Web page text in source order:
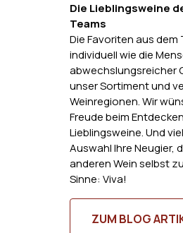
Die Lieblingsweine
Teams
Die Favoriten aus dem
individuell wie die
abwechslungsreicher
unser Sortiment und
Weinregionen. Wir
Freude beim
Lieblingsweine. Und
Auswahl Ihre Neugier,
anderen Wein selbst
Sinne: Viva!
ZUM BLOG